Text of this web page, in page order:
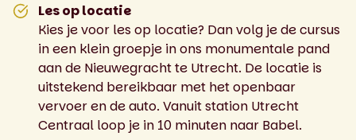
Les op locatie
Kies je voor les op locatie? Dan volg je de cursus
in een klein groepje in ons monumentale pand
aan de Nieuwegracht te Utrecht. De locatie is
uitstekend bereikbaar met het openbaar
vervoer en de auto. Vanuit station Utrecht
Centraal loop je in 10 minuten naar Babel.